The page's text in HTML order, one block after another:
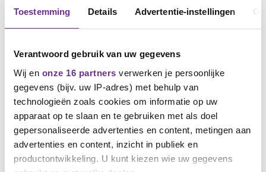
Toestemming Details Advertentie-instellingen
Verantwoord gebruik van uw gegevens
Wij en onze 16 partners verwerken je persoonlijke
gegevens (bijv. uw IP-adres) met behulp van
technologieën zoals cookies om informatie op uw
apparaat op te slaan en te gebruiken met als doel
gepersonaliseerde advertenties en content, metingen aan
advertenties en content, inzicht in publiek en
productontwikkeling. U kunt kiezen wie uw gegevens
Betrek je collega
je doen, je auto voltanken of je energierekening
betalen. We kunnen wél een goede cao voor je
afsluiten. De belangrijkste taak van vakbonden is
namens jou afspraken te maken over werk en
inkomen. Maar die goede cao komt er niet zomaar.
Zonder leden is het moeilijk om goede afspraken te
maken. Met elk nieuw CNV-lid worden we sterker en
zijn we meer representatief bij je werkgever. Voor je
collega die nog geen lid is, hebben we daarom een